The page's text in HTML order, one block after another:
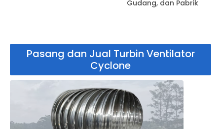
Gudang, dan Pabrik
Pasang dan Jual Turbin Ventilator
Cyclone